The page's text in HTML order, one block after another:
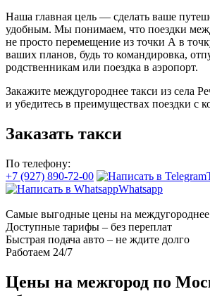
Наша главная цель — сделать ваше
удобным. Мы понимаем, что поездки
не просто перемещение из точки А в
ваших планов, будь то командировка,
родственникам или поездка в аэропорт.
Закажите междугороднее такси из села
и убедитесь в преимуществах поездки с
Заказать такси
По телефону:
+7 (927) 890-72-00
Whatsapp
Самые выгодные цены на междугороднее
Доступные тарифы – без переплат
Быстрая подача авто – не ждите долго
Работаем 24/7
Цены на межгород по